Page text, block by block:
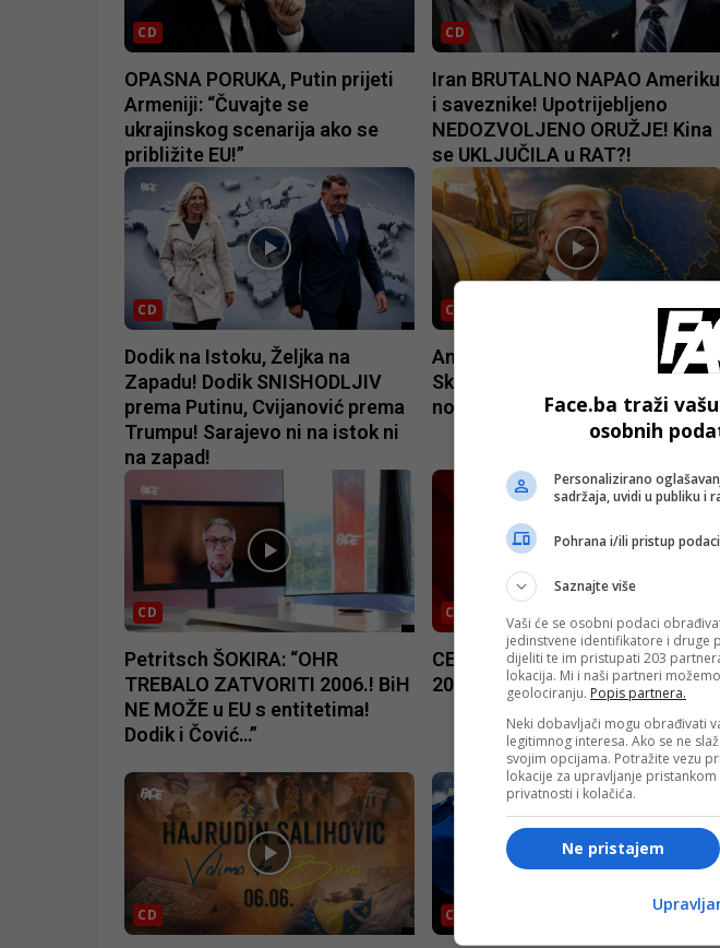
CD
OPASNA PORUKA, Putin prijeti
Armeniji: “Čuvajte se
ukrajinskog scenarija ako se
približite EU!”
CD
Iran BRUTALNO NAPAO Ameriku
i saveznike! Upotrijebljeno
NEDOZVOLJENO ORUŽJE! Kina
se UKLJUČILA u RAT?!
CD
Dodik na Istoku, Željka na
Zapadu! Dodik SNISHODLJIV
prema Putinu, Cvijanović prema
Trumpu! Sarajevo ni na istok ni
na zapad!
CD
Američka OFANZIVA na BiH:
Sklapaju se ugovori „preko
noći“! SAD gradi i Koridor Vc?!
CD
Petritsch ŠOKIRA: “OHR
TREBALO ZATVORITI 2006.! BiH
NE MOŽE u EU s entitetima!
Dodik i Čović…”
CD
CENTRALNI DNEVNIK – 29. 5.
2026.
CD CD
Face.ba traži
osobnih
Personalizirano
sadržaja, uvidi u publiku i
Pohrana i/ili pristup
Saznajte više
Vaši će se osobni podaci
jedinstvene identifikatore i druge
dijeliti te im pristupati 203
lokacija. Mi i naši partneri
geolociranju. Popis partnera.
Neki dobavljači mogu obrađivati
legitimnog interesa. Ako se ne
svojim opcijama. Potražite vezu
lokacije za upravljanje
privatnosti i kolačića.
Ne pristajem